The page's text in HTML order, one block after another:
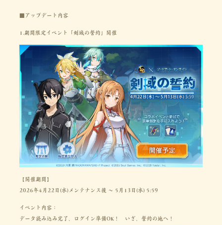
■アップデート内容
1.期間限定イベント「剣域の誓約」開催
【開催期間】
2026年4月22日(水)メンテナンス後 ～ 5月13日(水) 5:59
イベント内容：
データ読み込み完了、ログイン準備OK！　いざ、誓約の地へ！